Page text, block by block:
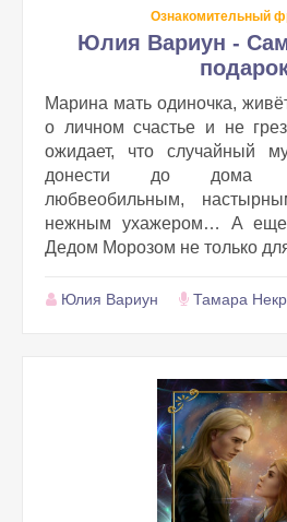
Ознакомительный
Юлия Вариун -
Марина мать одиночка,
о личном счастье и не
ожидает, что случайный
донести до дома
любвеобильным,
нежным ухажером… А
Дедом Морозом не только
Юлия Вариун Тамара